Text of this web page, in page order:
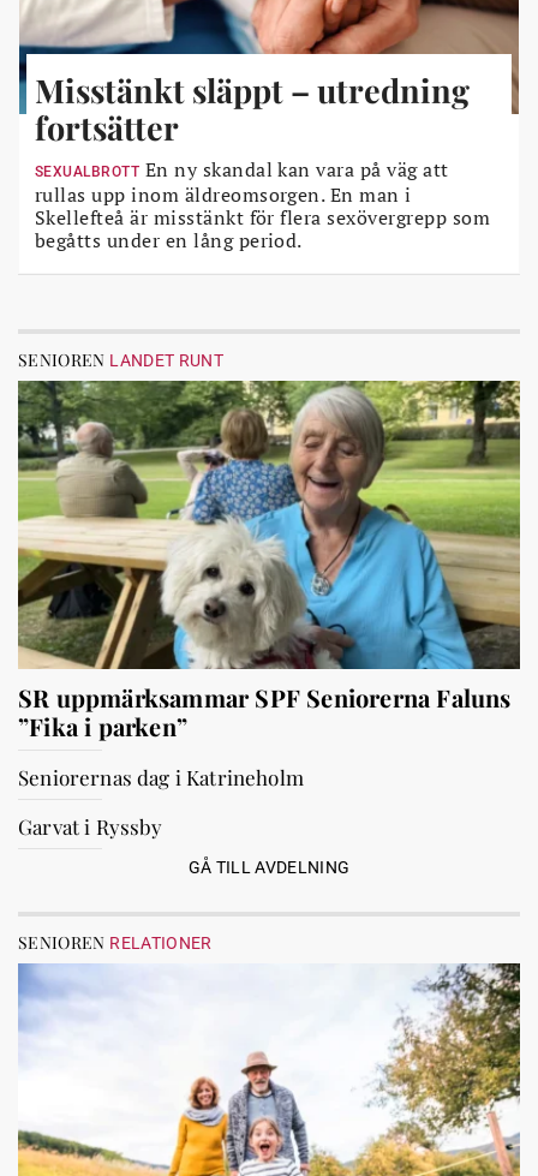
Misstänkt släppt – utredning
fortsätter
SEXUALBROTT En ny skandal kan vara på väg att
rullas upp inom äldreomsorgen. En man i
Skellefteå är misstänkt för flera sexövergrepp som
begåtts under en lång period.
SENIOREN LANDET RUNT
SR uppmärksammar SPF Seniorerna Faluns
”Fika i parken”
Seniorernas dag i Katrineholm
Garvat i Ryssby
GÅ TILL AVDELNING
SENIOREN RELATIONER